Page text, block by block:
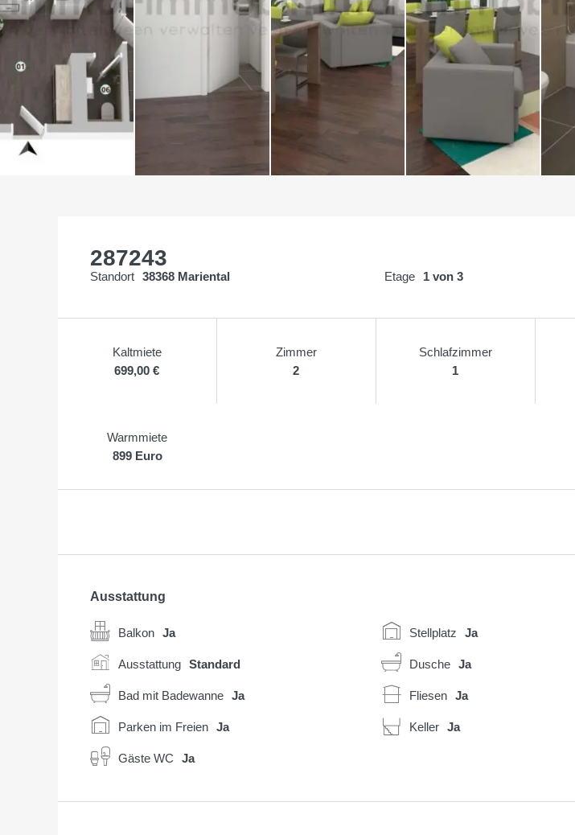
287243
Standort 38368 Mariental Etage 1 von 3
Kaltmiete
699,00 €
Zimmer
2
Schlafzimmer
1
Warmmiete
899 Euro
Ausstattung
Balkon Ja Stellplatz Ja
Ausstattung Standard Dusche Ja
Bad mit Badewanne Ja Fliesen Ja
Parken im Freien Ja Keller Ja
Gäste WC Ja